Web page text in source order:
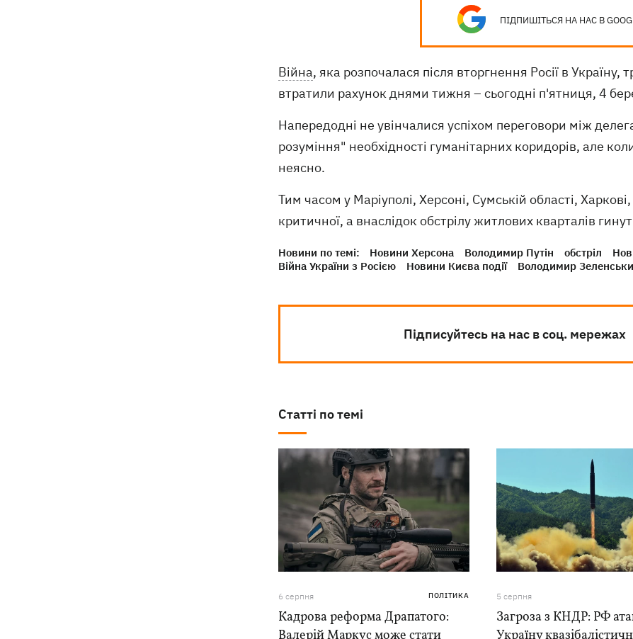
ПІДПИШІТЬСЯ НА НАС В
Війна, яка розпочалася після вторгнення Росії в
втратили рахунок днями тижня – сьогодні п'ятниця, 4
Напередодні не увінчалися успіхом переговори між
розуміння" необхідності гуманітарних коридорів, але
неясно.
Тим часом у Маріуполі, Херсоні, Сумській області,
критичної, а внаслідок обстрілу житлових кварталів
Новини по темі: Новини Херсона Володимир Путін обстріл
Війна України з Росією
Новини Києва події Володимир
Підписуйтесь на нас в соц. мережах
Статті по темі
6 серпня ПОЛІТИКА
Кадрова реформа Драпатого:
5 серпня
Загроза з КНДР: РФ